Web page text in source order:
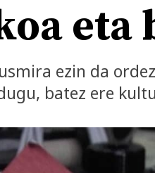
eta
ezin da
batez ere